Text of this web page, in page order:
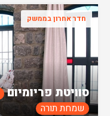
חדר אחרון בממשק
סוויטת פריומיום
שמחת תורה